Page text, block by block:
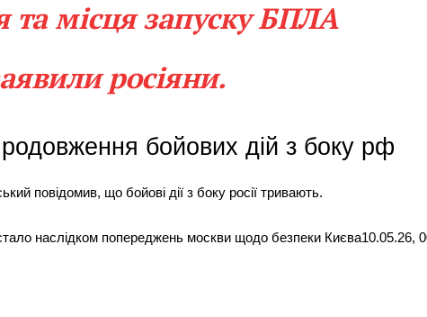
та місця запуску БПЛА
росіяни.
бойових дій з боку рф
повідомив, що бойові дії з боку росії тривають.
наслідком попереджень москви щодо безпеки Києва10.05.26,